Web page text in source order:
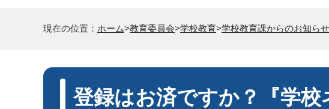
現在の位置： ホーム>教育委員会>学校教育>学校教育課からのお知らせ
登録はお済ですか？『学校